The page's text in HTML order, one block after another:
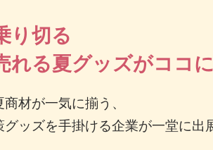
り切る
れる夏グッズがココに
材が一気に揃う、
ッズを手掛ける企業が一堂に出